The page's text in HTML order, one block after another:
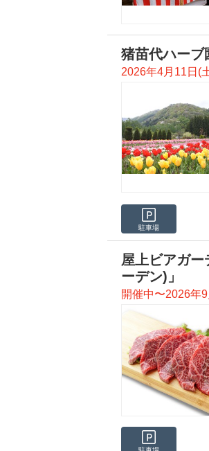
猪苗代ハーブ
2026年4月11日(
駐車場
屋上ビアガ
ーデン)」
開催中〜2026年